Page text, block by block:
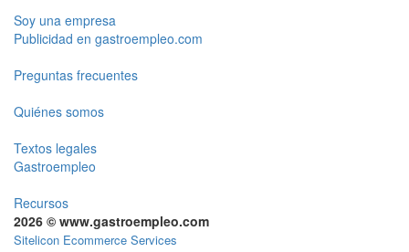
Soy una empresa
Publicidad en gastroempleo.com
Preguntas frecuentes
Quiénes somos
Textos legales
Gastroempleo
Recursos
2026 © www.gastroempleo.com
Sitelicon Ecommerce Services